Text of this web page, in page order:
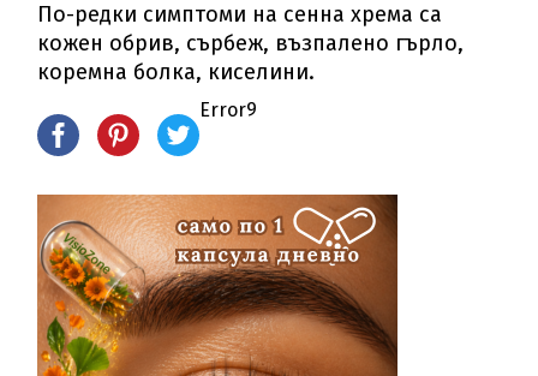
По-редки симптоми на сенна хрема са
кожен обрив, сърбеж, възпалено гърло,
коремна болка, киселини.
Error9